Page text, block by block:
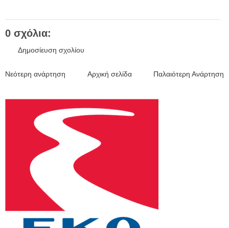
0 σχόλια:
Δημοσίευση σχολίου
Νεότερη ανάρτηση Παλαιότερη Ανάρτηση
Αρχική σελίδα